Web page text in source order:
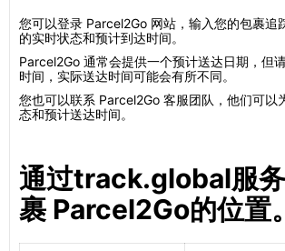
您可以登录 Parcel2Go 网站，输入您的包裹追
的实时状态和预计到达时间。
Parcel2Go 通常会提供一个预计送达日期，但
时间，实际送达时间可能会有所不同。
您也可以联系 Parcel2Go 客服团队，他们可以
态和预计送达时间。
通过track.global服
裹 Parcel2Go的位置。